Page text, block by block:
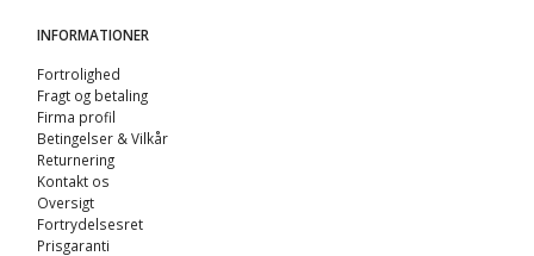
INFORMATIONER
Fortrolighed
Fragt og betaling
Firma profil
Betingelser & Vilkår
Returnering
Kontakt os
Oversigt
Fortrydelsesret
Prisgaranti